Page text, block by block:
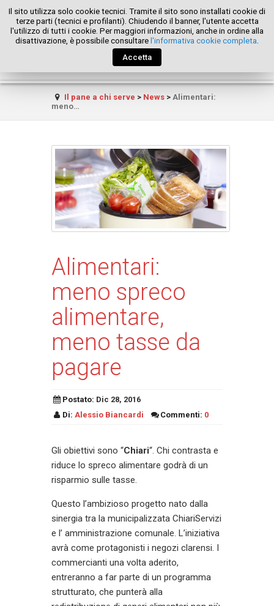
Il pane a chi serve > News >Alimentari:
meno…
Alimentari:
meno spreco
alimentare,
meno tasse da
pagare
Postato: Dic 28, 2016
Di: Alessio Biancardi Commenti: 0
Gli obiettivi sono “Chiari“. Chi contrasta e
riduce lo spreco alimentare godrà di un
risparmio sulle tasse.
Questo l’ambizioso progetto nato dalla
sinergia tra la municipalizzata ChiariServizi
e l’ amministrazione comunale. L’iniziativa
avrà come protagonisti i negozi clarensi. I
commercianti una volta aderito,
entreranno a far parte di un programma
strutturato, che punterà alla
Il sito utilizza solo cookie tecnici. Tramite il sito sono installati cookie di
terze parti (tecnici e profilanti). Chiudendo il banner, l'utente accetta
l'utilizzo di tutti i cookie. Per maggiori informazioni, anche in ordine alla
disattivazione, è possibile consultare l'informativa cookie completa
Accetta